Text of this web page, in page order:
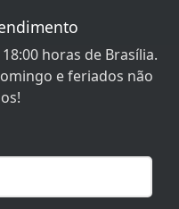
horas de Brasília.
e feriados não